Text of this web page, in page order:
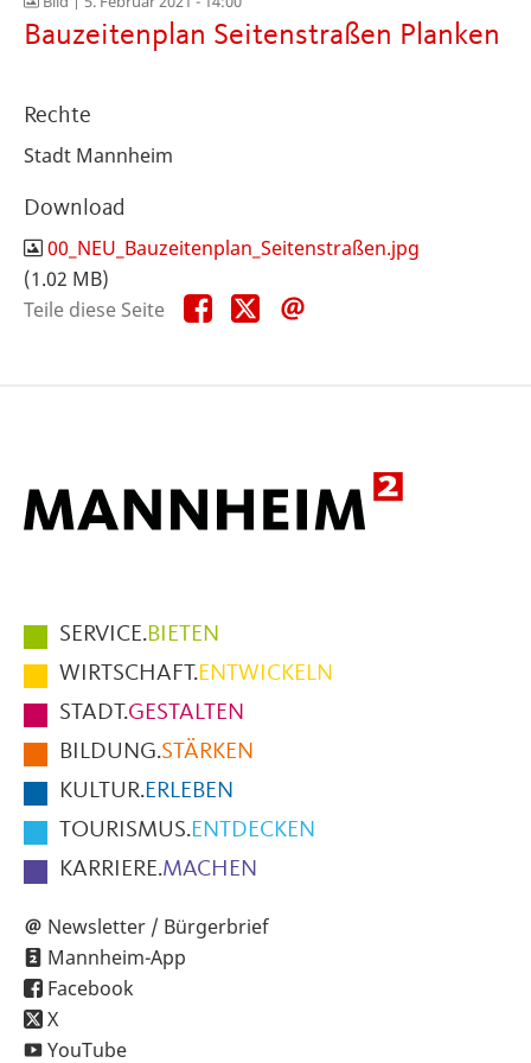
Bauzeitenplan Seitenstraßen Planken
Rechte
Stadt Mannheim
Download
00_NEU_Bauzeitenplan_Seitenstraßen.jpg
(1.02 MB)
Teile diese Seite
Teile
diese
Teile
diese
Hauptmenüpunkte
im
Fußbereich
der
Seite
SERVICE.BIETEN
WIRTSCHAFT.ENTWICKELN
STADT.GESTALTEN
BILDUNG.STÄRKEN
KULTUR.ERLEBEN
TOURISMUS.ENTDECKEN
KARRIERE.MACHEN
Newsletter / Bürgerbrief
Mannheim-App
Facebook
X
YouTube